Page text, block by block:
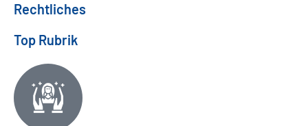
Rechtliches
Top Rubrik